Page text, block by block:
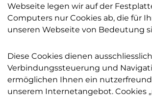
Webseite legen wir auf der
Computers nur Cookies ab, die für
unseren Webseite von Bedeutung
Diese Cookies dienen
Verbindungssteuerung und
ermöglichen Ihnen ein
unserem Internetangebot. Cookies